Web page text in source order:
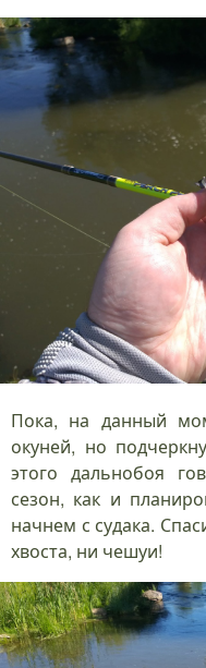
Пока, на данный
окуней, но
этого дальнобоя
сезон, как и
начнем с судака.
хвоста, ни чешуи!